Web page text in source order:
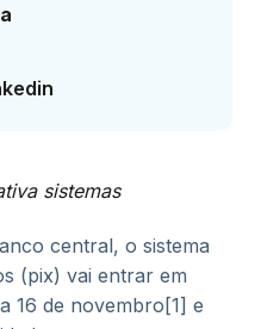
sistemas
central, o sistema
(pix) vai entrar em
16 de novembro[1] e